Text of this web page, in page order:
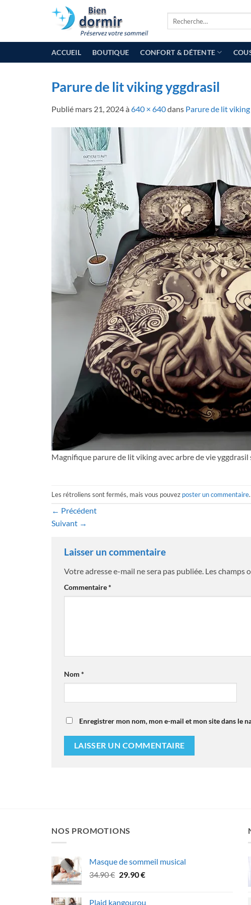
ACCUEIL BOUTIQUE CONFORT & DÉTENTE
Parure de lit viking yggdrasil
Publié mars 21, 2024à 640 × 640dans Parure de lit viking
Magnifique parure de lit viking avec arbre de vie
Les rétroliens sont fermés, mais vous pouvez poster un commentaire.
← Précédent
Suivant →
Laisser un commentaire
Votre adresse e-mail ne sera pas publiée. Les champs
Commentaire*
Nom *
Enregistrer mon nom, mon e-mail et mon site dans le
NOS PROMOTIONS
Masque de sommeil musical
34.90€ Le
29.90€Le
Plaid kangourou